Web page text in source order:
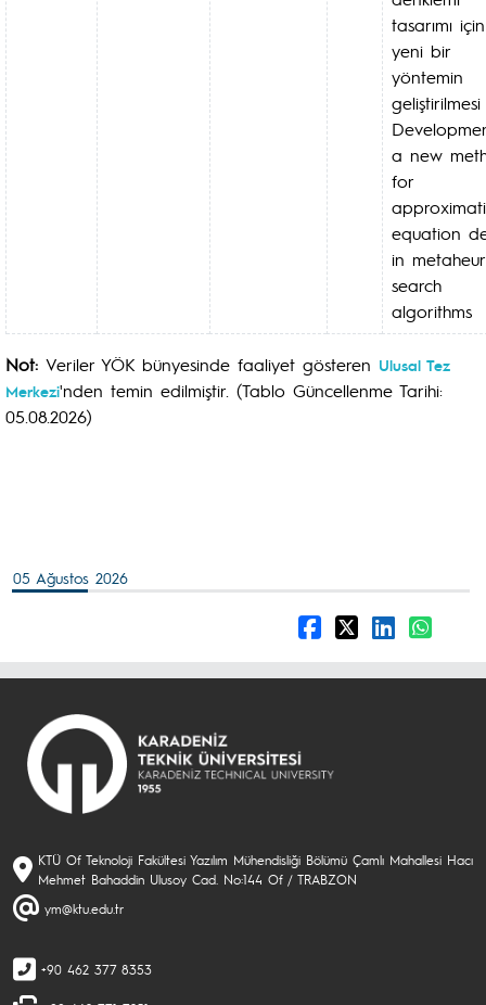
tasarımı için
yeni bir
yöntemin
geliştirilmesi
a new
for
equation
in
search
algorithms
Not: Veriler YÖK bünyesinde faaliyet gösteren Ulusal Tez
Merkezi'nden temin edilmiştir. (Tablo Güncellenme Tarihi:
05.08.2026)
05 Ağustos 2026
KTÜ Of Teknoloji Fakültesi Yazılım Mühendisliği Bölümü Çamlı Mahallesi Hacı
Mehmet Bahaddin Ulusoy Cad. No:144 Of / TRABZON
ym@ktu.edu.tr
+90 462 377 8353